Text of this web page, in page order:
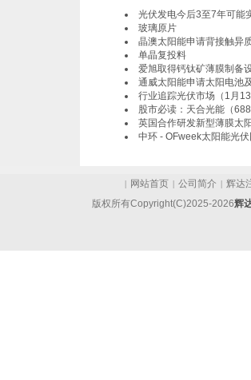
光伏发电今后3至7年可能
玻璃原片
晶澳太阳能申请背接触异
单晶复投料
爱旭取得钙钛矿薄膜制备
通威太阳能申请太阳电池
行业追踪光伏市场（1月
股市必读：天合光能（
英国合作研发新型薄膜太
中环 - OFweek太阳能光
| 网站首页 | 公司简介 | 辉达
版权所有Copyright(C)2025-2026辉